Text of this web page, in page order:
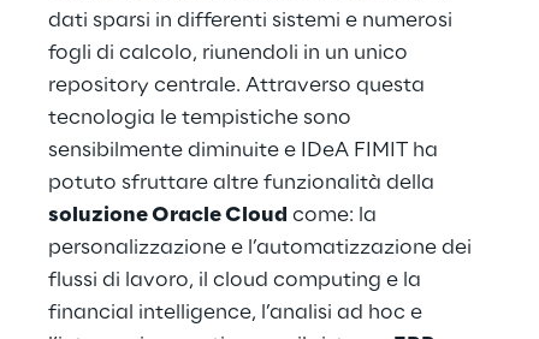
dati sparsi in differenti sistemi e numerosi
fogli di calcolo, riunendoli in un unico
repository centrale. Attraverso questa
tecnologia le tempistiche sono
sensibilmente diminuite e IDeA FIMIT ha
potuto sfruttare altre funzionalità della
soluzione Oracle Cloud come: la
personalizzazione e l’automatizzazione dei
flussi di lavoro, il cloud computing e la
financial intelligence, l’analisi ad hoc e